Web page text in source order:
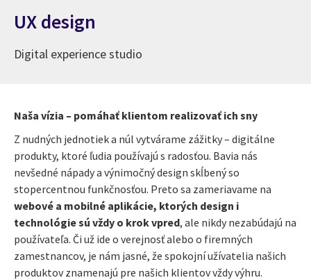
UX design
Digital experience studio
Naša vízia – pomáhať klientom realizovať ich sny
Z nudných jednotiek a núl vytvárame zážitky – digitálne
produkty, ktoré ľudia používajú s radosťou. Bavia nás
nevšedné nápady a výnimočný design skĺbený so
stopercentnou funkčnosťou. Preto sa zameriavame na
webové a mobilné aplikácie, ktorých design i
technológie sú vždy o krok vpred, ale nikdy nezabúdajú na
používateľa. Či už ide o verejnosť alebo o firemných
zamestnancov, je nám jasné, že spokojní užívatelia našich
produktov znamenajú pre našich klientov vždy výhru.